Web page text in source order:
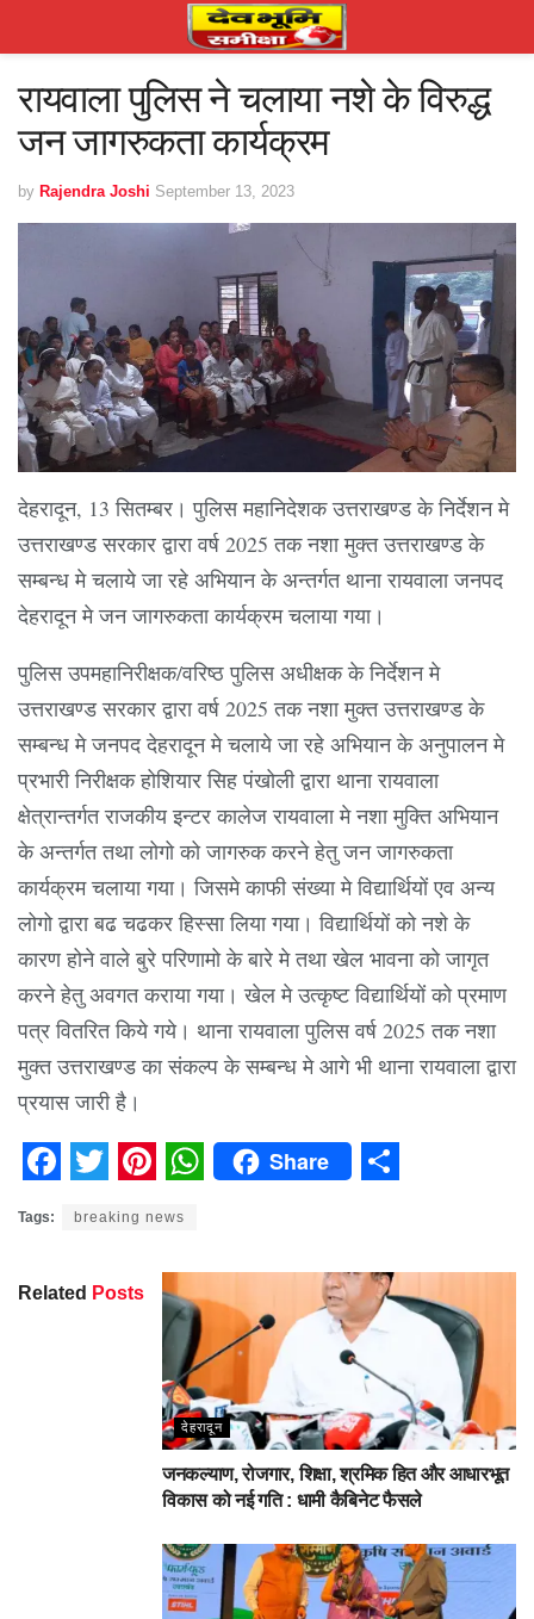
रायवाला पुलिस ने चलाया नशे के विरुद्ध
जन जागरुकता कार्यक्रम
by Rajendra Joshi September 13, 2023
देहरादून, 13 सितम्बर। पुलिस महानिदेशक उत्तराखण्ड के निर्देशन मे
उत्तराखण्ड सरकार द्वारा वर्ष 2025 तक नशा मुक्त उत्तराखण्ड के
सम्बन्ध मे चलाये जा रहे अभियान के अन्तर्गत थाना रायवाला जनपद
देहरादून मे जन जागरुकता कार्यक्रम चलाया गया।
पुलिस उपमहानिरीक्षक/वरिष्ठ पुलिस अधीक्षक के निर्देशन मे
उत्तराखण्ड सरकार द्वारा वर्ष 2025 तक नशा मुक्त उत्तराखण्ड के
सम्बन्ध मे जनपद देहरादून मे चलाये जा रहे अभियान के अनुपालन मे
प्रभारी निरीक्षक होशियार सिह पंखोली द्वारा थाना रायवाला
क्षेत्रान्तर्गत राजकीय इन्टर कालेज रायवाला मे नशा मुक्ति अभियान
के अन्तर्गत तथा लोगो को जागरुक करने हेतु जन जागरुकता
कार्यक्रम चलाया गया। जिसमे काफी संख्या मे विद्यार्थियों एव अन्य
लोगो द्वारा बढ चढकर हिस्सा लिया गया। विद्यार्थियों को नशे के
कारण होने वाले बुरे परिणामो के बारे मे तथा खेल भावना को जागृत
करने हेतु अवगत कराया गया। खेल मे उत्कृष्ट विद्यार्थियों को प्रमाण
पत्र वितरित किये गये। थाना रायवाला पुलिस वर्ष 2025 तक नशा
मुक्त उत्तराखण्ड का संकल्प के सम्बन्ध मे आगे भी थाना रायवाला द्वारा
प्रयास जारी है।
Share
Tags: breaking news
Related Posts
देहरादून
जनकल्याण, रोजगार, शिक्षा, श्रमिक हित और आधारभूत
विकास को नई गति : धामी कैबिनेट फैसले